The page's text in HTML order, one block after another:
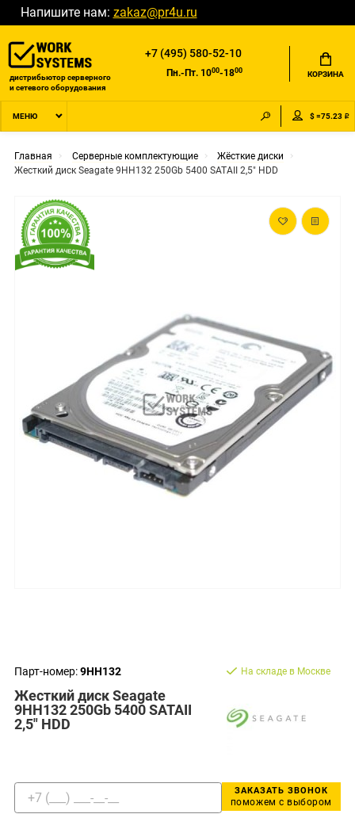
Напишите нам: zakaz@pr4u.ru
дистрибьютор серверного
и сетевого оборудования
+7 (495) 580-52-10
Пн.-Пт. 1000-1800 КОРЗИНА
МЕНЮ $ =75.23 ₽
Главная Серверные комплектующие
Жёсткие диски
Жесткий диск Seagate 9HH132 250Gb 5400 SATAII 2,5" HDD
Парт-номер:9HH132
Жесткий диск Seagate
9HH132 250Gb 5400 SATAII
2,5" HDD
На складе в Москве
ЗАКАЗАТЬ ЗВОНОК
поможем с выбором